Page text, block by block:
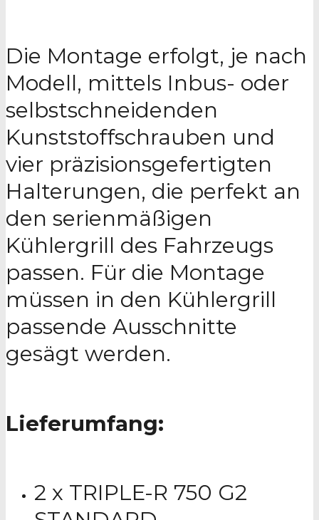
Die Montage erfolgt, je nach
Modell, mittels Inbus- oder
selbstschneidenden
Kunststoffschrauben und
vier präzisionsgefertigten
Halterungen, die perfekt an
den serienmäßigen
Kühlergrill des Fahrzeugs
passen. Für die Montage
müssen in den Kühlergrill
passende Ausschnitte
gesägt werden.
Lieferumfang:
2 x TRIPLE-R 750 G2